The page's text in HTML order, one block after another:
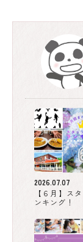
2026.07.07
【６月】ス
ンキング！